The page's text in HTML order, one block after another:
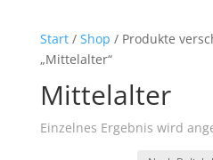
Start/ Shop / Produkte
„Mittelalter“
Mittelalter
Einzelnes Ergebnis wird